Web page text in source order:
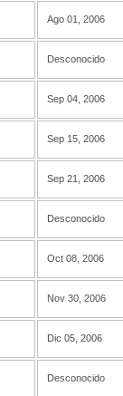
Ago 01, 2006
Desconocido
Sep 04, 2006
Sep 15, 2006
Sep 21, 2006
Desconocido
Oct 08, 2006
Nov 30, 2006
Dic 05, 2006
Desconocido